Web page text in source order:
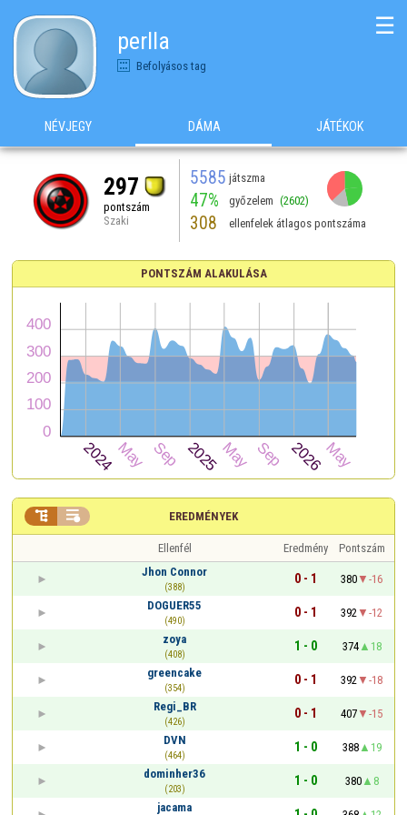
perlla
Befolyásos tag
☰
NÉVJEGY DÁMA JÁTÉKOK
297
pontszám
Szaki
5585 játszma
47% győzelem (2602)
308 ellenfelek átlagos pontszáma
PONTSZÁM ALAKULÁSA
EREDMÉNYEK
 
Ellenfél Eredmény
Pontszám
Jhon Connor
(388)
0 - 1 380
-16
DOGUER55
(490)
0 - 1 392
-12
zoya
(408)
1 - 0 374
18
greencake
(354)
0 - 1 392
-18
Regi_BR
(426)
0 - 1 407
-15
DVN
(464)
1 - 0 388
19
dominher36
(203)
1 - 0 380
8
jacama